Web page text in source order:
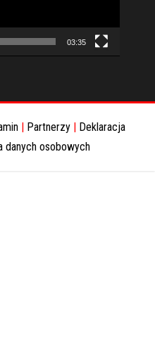
03:35
Partnerzy
Deklaracja
danych osobowych